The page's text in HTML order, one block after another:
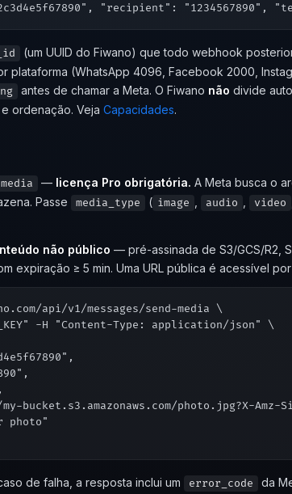
(um UUID do Fiwano) que todo webhook
plataforma (WhatsApp 4096, Facebook 2000,
antes de chamar a Meta. O Fiwano não divide
ordenação. Veja Capacidades.
— licença Pro obrigatória. A Meta busca o
Passe
media_type ( image audio video
não público — pré-assinada de S3/GCS/R2,
expiração ≥ 5 min. Uma URL pública é acessível
api/v1/messages/send-media \
-H "Content-Type: application/json" \
bucket.s3.amazonaws.com/photo.jpg?X-Amz-
photo"
de falha, a resposta inclui um error_code da